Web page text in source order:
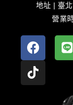
地址 | 臺
營業